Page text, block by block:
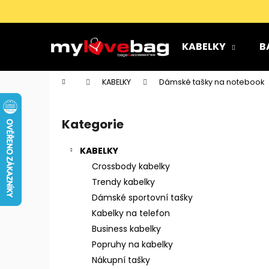
KABELKY
Domů KABELKY Dámské tašky na notebook
Přeskočit
kategorie
Kategorie
KABELKY
Crossbody kabelky
Trendy kabelky
Dámské sportovní tašky
Kabelky na telefon
Business kabelky
Popruhy na kabelky
Nákupní tašky
o
k